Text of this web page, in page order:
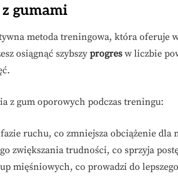
gumami
metoda treningowa, która oferuje
osiągnąć szybszyprogres w liczbie
z gum oporowych podczas treningu:
ruchu, co zmniejsza obciążenie dla
zwiększania trudności, co sprzyja
mięśniowych, co prowadzi do